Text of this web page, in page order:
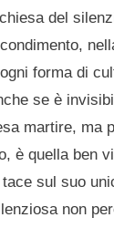
del
forma di
se è
martire, ma
è quella
sul suo
non